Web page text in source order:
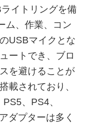
イトリングを備
ム、作業、コン
USBマイクとな
ートでき、ブロ
を避けることが
載されており、
、PS4、
ダプターは多く